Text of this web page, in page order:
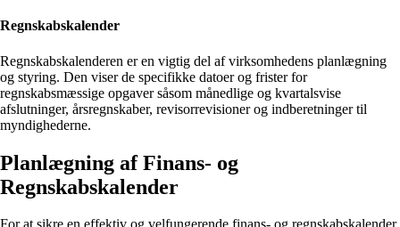
Regnskabskalender
Regnskabskalenderen er en vigtig del af virksomhedens planlægning
og styring. Den viser de specifikke datoer og frister for
regnskabsmæssige opgaver såsom månedlige og kvartalsvise
afslutninger, årsregnskaber, revisorrevisioner og indberetninger til
myndighederne.
Planlægning af Finans- og
Regnskabskalender